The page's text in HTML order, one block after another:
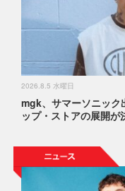
2026.8.5 水曜日
mgk、サマーソニック
ップ・ストアの展開が